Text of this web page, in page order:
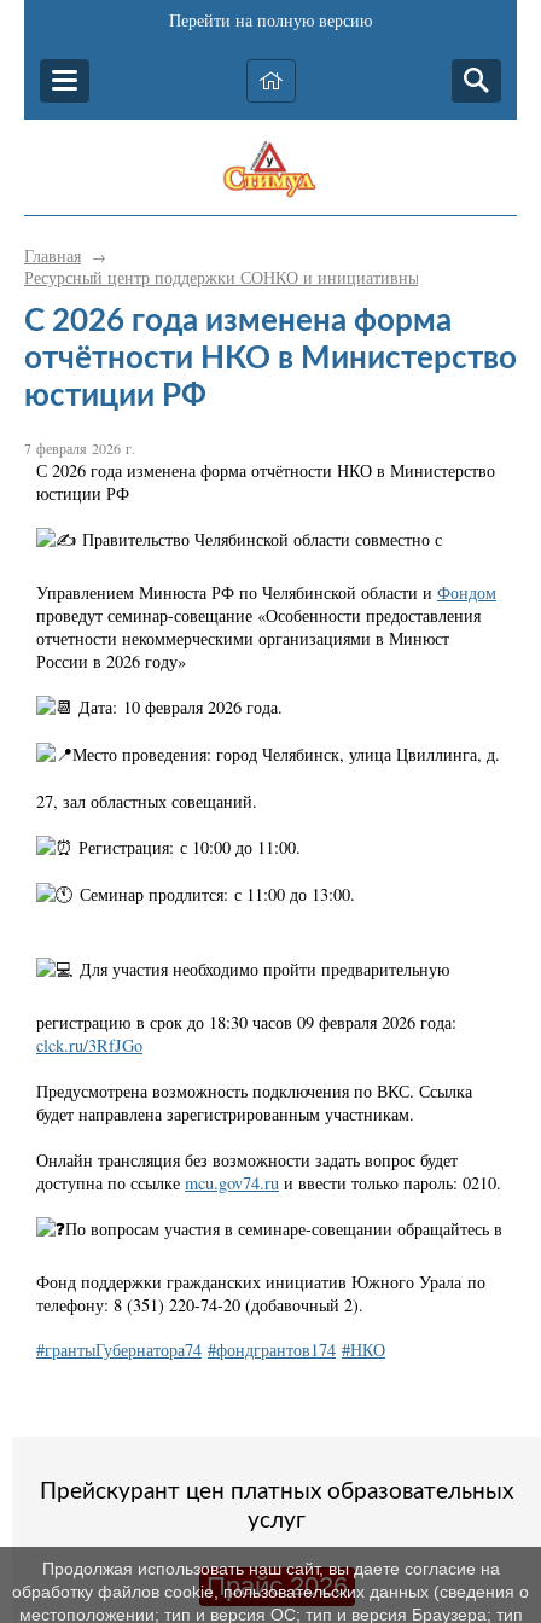
Перейти на полную версию
Главная →
Ресурсный центр поддержки СОНКО и инициативных граждан
С 2026 года изменена форма
отчётности НКО в Министерство
юстиции РФ
7 февраля 2026 г.
С 2026 года изменена форма отчётности НКО в Министерство
юстиции РФ
Правительство Челябинской области совместно с
Управлением Минюста РФ по Челябинской области и Фондом
проведут семинар-совещание «Особенности предоставления
отчетности некоммерческими организациями в Минюст
России в 2026 году»
Дата: 10 февраля 2026 года.
Место проведения: город Челябинск, улица Цвиллинга, д.
27, зал областных совещаний.
Регистрация: с 10:00 до 11:00.
Семинар продлится: с 11:00 до 13:00.
Для участия необходимо пройти предварительную
регистрацию в срок до 18:30 часов 09 февраля 2026 года:
clck.ru/3RfJGo
Предусмотрена возможность подключения по ВКС. Ссылка
будет направлена зарегистрированным участникам.
Онлайн трансляция без возможности задать вопрос будет
доступна по ссылке mcu.gov74.ru и ввести только пароль: 0210.
По вопросам участия в семинаре-совещании обращайтесь в
Фонд поддержки гражданских инициатив Южного Урала по
телефону: 8 (351) 220-74-20 (добавочный 2).
#грантыГубернатора74 #фондгрантов174 #НКО
Прейскурант цен платных образовательных
услуг
Прайс 2026
Продолжая использовать наш сайт, вы даете согласие на
обработку файлов cookie, пользовательских данных (сведения о
местоположении; тип и версия ОС; тип и версия Браузера; тип